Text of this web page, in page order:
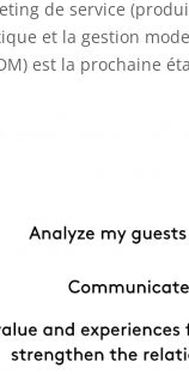
de service
et la gestion
est la prochaine